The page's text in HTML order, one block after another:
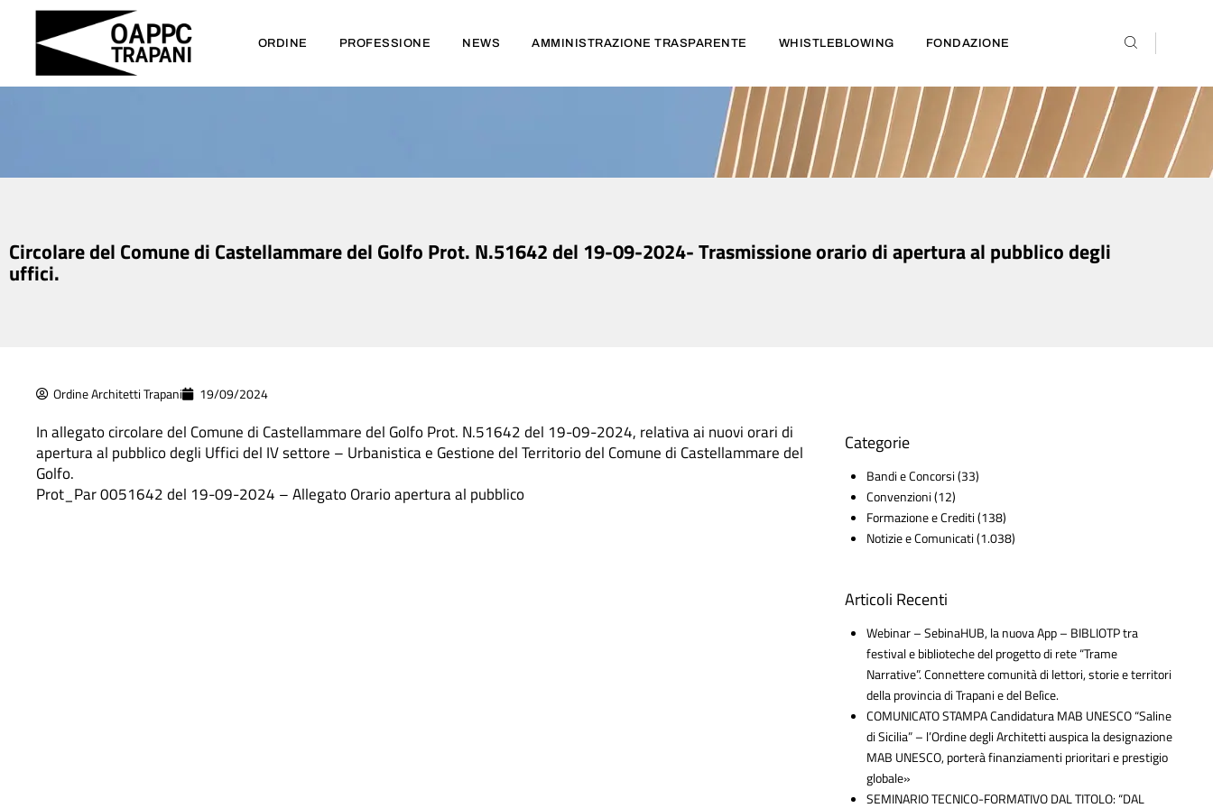
ORDINE PROFESSIONE NEWS AMMINISTRAZIONE TRASPARENTE WHISTLEBLOWING FONDAZIONE
Circolare del Comune di Castellammare del Golfo Prot. N.51642 del 19-09-2024- Trasmissione orario di apertura al pubblico degli
uffici.
Ordine Architetti Trapani 19/09/2024
In allegato circolare del Comune di Castellammare del Golfo Prot. N.51642 del 19-09-2024, relativa ai nuovi orari di
apertura al pubblico degli Uffici del IV settore – Urbanistica e Gestione del Territorio del Comune di Castellammare del
Golfo.
Prot_Par 0051642 del 19-09-2024 – Allegato Orario apertura al pubblico
Categorie
Bandi e Concorsi(33)
Convenzioni(12)
Formazione e Crediti(138)
Notizie e Comunicati(1.038)
Articoli Recenti
Webinar – SebinaHUB, la nuova App – BIBLIOTP tra
festival e biblioteche del progetto di rete “Trame
Narrative”. Connettere comunità di lettori, storie e territori
della provincia di Trapani e del Belìce.
COMUNICATO STAMPA Candidatura MAB UNESCO “Saline
di Sicilia” – l’Ordine degli Architetti auspica la designazione
MAB UNESCO, porterà finanziamenti prioritari e prestigio
globale»
SEMINARIO TECNICO-FORMATIVO DAL TITOLO: “DAL